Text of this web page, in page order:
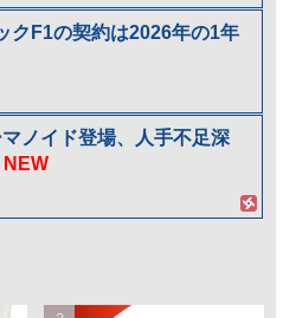
クF1の契約は2026年の1年
ノイド登場、人手不足深
NEW